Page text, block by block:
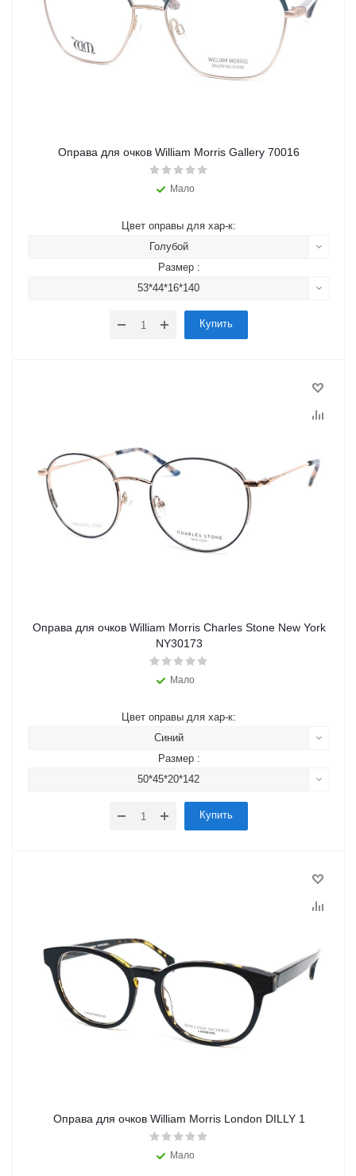
Оправа для очков William Morris Gallery 70016
Мало
Цвет оправы для хар-к:
Голубой
Размер :
53*44*16*140
Купить
Оправа для очков William Morris Charles Stone New York
NY30173
Мало
Цвет оправы для хар-к:
Синий
Размер :
50*45*20*142
Купить
Оправа для очков William Morris London DILLY 1
Мало